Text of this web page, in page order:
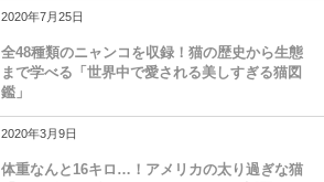
2020年7月25日
全48種類のニャンコを収録！猫の歴史から生態
まで学べる「世界中で愛される美しすぎる猫図
鑑」
2020年3月9日
体重なんと16キロ…！アメリカの太り過ぎな猫